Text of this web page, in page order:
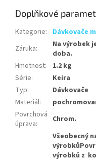
Doplňkové
Kategorie:
Dávkovače
Záruka:
Na výrobek
doba.
Hmotnost:
1.2 kg
Série:
Keira
Typ:
Dávkovače
Materiál:
Povrchová
úprava:
Chrom.
Všeobecný
výrobků z